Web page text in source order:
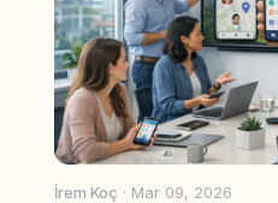
İrem Koç · Mar 09, 2026